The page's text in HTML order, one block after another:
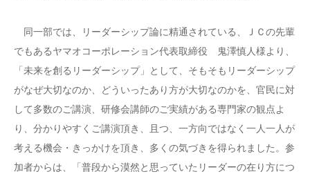
同一部では、リーダーシップ論に精通されている、ＪＣの先輩
でもあるヤマオコーポレーション代表取締役 鬼澤慎人様より、
「未来を創るリーダーシップ」として、そもそもリーダーシップ
がなぜ大切なのか、どういったあり方が大切なのかを、官民に対
して多数のご講演、研修会講師のご実績がある専門家の観点よ
り、分かりやすくご講演頂き、且つ、一方向ではなく一人一人が
考える機会・きっかけを頂き、多くの気づきを得られました。参
加者からは、「普段から漠然と思っていたリーダーの在り方につ